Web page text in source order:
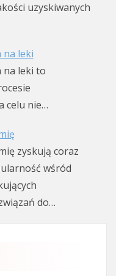
uzyskiwanych
na leki
na leki to
celu nie…
zyskują coraz
wśród
do…